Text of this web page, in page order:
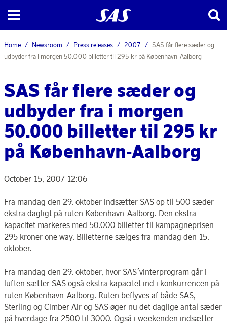
Home Newsroom Press releases 2007
SAS får flere sæder og
udbyder fra i morgen 50.000 billetter til 295 kr på København-Aalborg
SAS får flere sæder og
udbyder fra i morgen
50.000 billetter til 295 kr
på København-Aalborg
October 15, 2007 12:06
Fra mandag den 29. oktober indsætter SAS op til 500 sæder
ekstra dagligt på ruten København-Aalborg. Den ekstra
kapacitet markeres med 50.000 billetter til kampagneprisen
295 kroner one way. Billetterne sælges fra mandag den 15.
oktober.
Fra mandag den 29. oktober, hvor SAS´vinterprogram går i
luften sætter SAS også ekstra kapacitet ind i konkurrencen på
ruten København-Aalborg. Ruten beflyves af både SAS,
Sterling og Cimber Air og SAS øger nu det daglige antal sæder
på hverdage fra 2500 til 3000. Også i weekenden indsætter